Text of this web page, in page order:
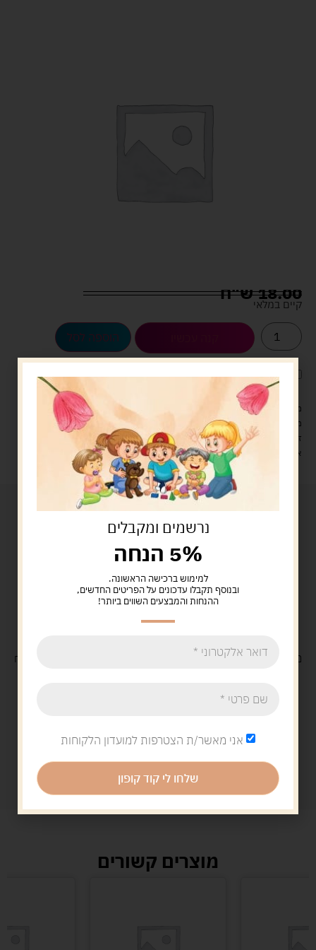
18.00ש"ח
קיים במלאי
הוספה לסל
לארוז את המוצר באריזת מתנה5.00 ש"ח ?
מעל 329 ש"ח, משלוח עם שליח עד הבית חינם! – 0 ₪
משלוח עם שליח עד הבית: 29 ש"ח
זמן אספקה: עד 4 ימי עסקים.
איסוף עצמי: מ"ביתר טויס" רחוב בניין דוד 18, ביתר עילית.
משלוח חינםבקנייה מעל 329 ש"ח
מוצרים קשורים
נרשמים ומקבלים
5% הנחה
למימוש ברכישה הראשונה.
ובנוסף תקבלו עדכונים על הפריטים החדשים,
ההנחות והמבצעים השווים ביותר!
אני מאשר/ת הצטרפות למועדון הלקוחות
שלחו לי קוד קופון